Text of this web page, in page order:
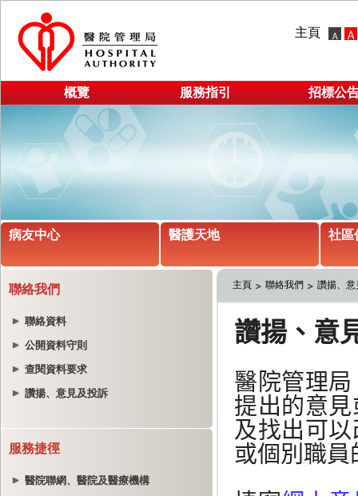
主頁
概覽 服務指引 招標公
病友中心 醫護天地 社區
聯絡我們
聯絡資料
公開資料守則
查閱資料要求
讚揚、意見及投訴
服務捷徑
醫院聯網、醫院及醫療機構
主頁 聯絡我們 讚揚、意